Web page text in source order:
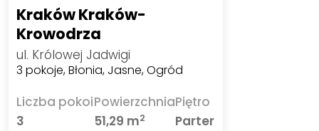
Kraków Kraków-
Krowodrza
ul. Królowej Jadwigi
3 pokoje, Błonia, Jasne, Ogród
Liczba pokoi
3
Powierzchnia
51,29 m2
Piętro
Parter